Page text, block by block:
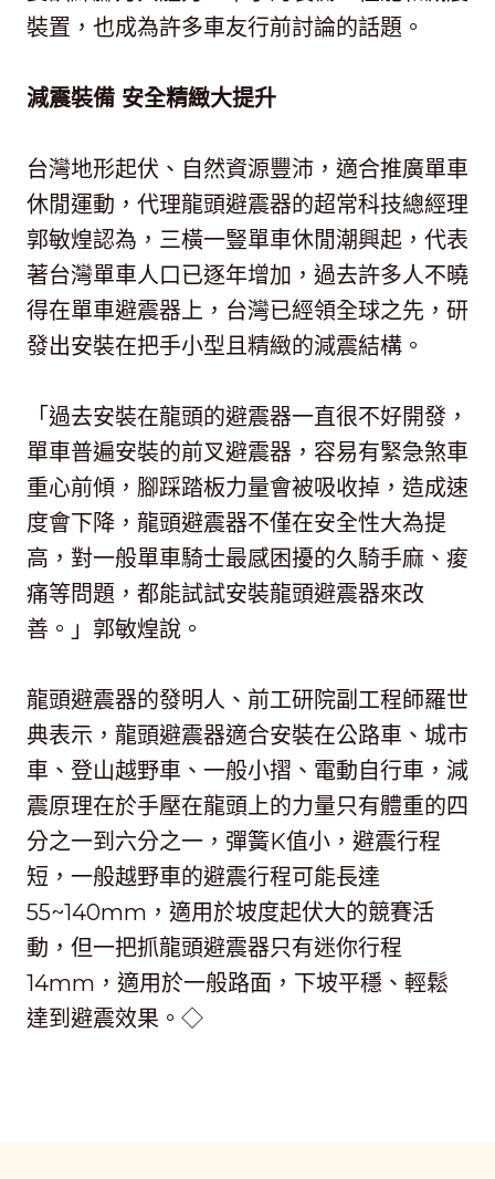
裝置，也成為許多車友行前討論的話題。
減震裝備 安全精緻大提升
台灣地形起伏、自然資源豐沛，適合推廣單車
休閒運動，代理龍頭避震器的超常科技總經理
郭敏煌認為，三橫一豎單車休閒潮興起，代表
著台灣單車人口已逐年增加，過去許多人不曉
得在單車避震器上，台灣已經領全球之先，研
發出安裝在把手小型且精緻的減震結構。
「過去安裝在龍頭的避震器一直很不好開發，
單車普遍安裝的前叉避震器，容易有緊急煞車
重心前傾，腳踩踏板力量會被吸收掉，造成速
度會下降，龍頭避震器不僅在安全性大為提
高，對一般單車騎士最感困擾的久騎手麻、痠
痛等問題，都能試試安裝龍頭避震器來改
善。」郭敏煌說。
龍頭避震器的發明人、前工研院副工程師羅世
典表示，龍頭避震器適合安裝在公路車、城市
車、登山越野車、一般小摺、電動自行車，減
震原理在於手壓在龍頭上的力量只有體重的四
分之一到六分之一，彈簧K值小，避震行程
短，一般越野車的避震行程可能長達
55~140mm，適用於坡度起伏大的競賽活
動，但一把抓龍頭避震器只有迷你行程
14mm，適用於一般路面，下坡平穩、輕鬆
達到避震效果。◇